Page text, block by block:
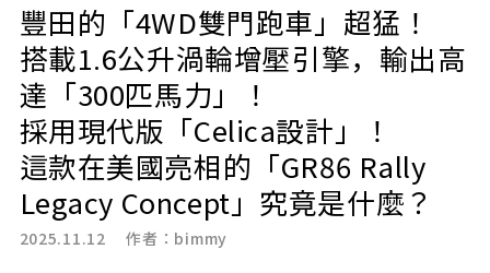
豐田的「4WD雙門跑車」超猛！
搭載1.6公升渦輪增壓引擎，輸出高
達「300匹馬力」！
採用現代版「Celica設計」！
這款在美國亮相的「GR86 Rally
Legacy Concept」究竟是什麼？
2025.11.12 作者： bimmy